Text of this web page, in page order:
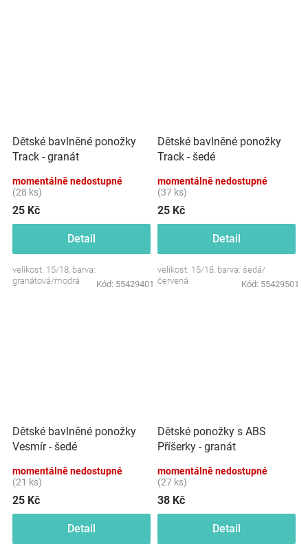
Dětské bavlněné ponožky
Track - granát
momentálně nedostupné
(28 ks)
25 Kč
Detail
velikost: 15/18, barva:
granátová/modrá
Kód: 55429401
Dětské bavlněné ponožky
Track - šedé
momentálně nedostupné
(37 ks)
25 Kč
Detail
velikost: 15/18, barva: šedá/
červená
Kód: 55429501
Dětské bavlněné ponožky
Vesmír - šedé
momentálně nedostupné
(21 ks)
25 Kč
Detail
Dětské ponožky s ABS
Příšerky - granát
momentálně nedostupné
(27 ks)
38 Kč
Detail